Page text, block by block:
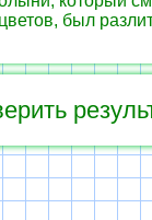
был